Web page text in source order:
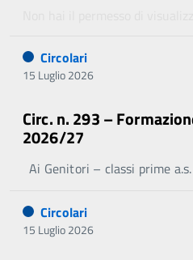
Circolari
15 Luglio 2026
Circ. n. 293 –
2026/27
Ai Genitori – classi prime a.s.
Circolari
15 Luglio 2026